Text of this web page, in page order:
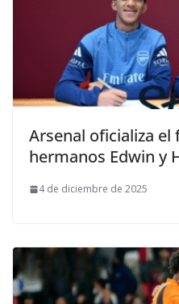
Arsenal oficializa el
hermanos Edwin y
4 de diciembre de 2025